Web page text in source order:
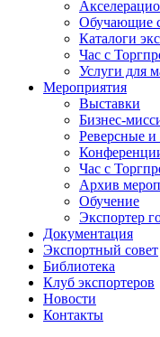
Обучающие
Каталоги
Час с
Услуги для
Мероприятия
Выставки
Бизнес-
Реверсные
Час с
Архив
Обучение
Экспортер
Документация
Экспортный совет
Библиотека
Клуб экспортеров
Новости
Контакты